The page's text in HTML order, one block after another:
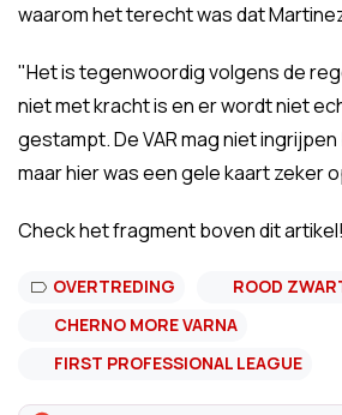
waarom het terecht was dat
"Het is tegenwoordig volgens de
niet met kracht is en er wordt niet
gestampt. De VAR mag niet
maar hier was een gele kaart zeker
Check het fragment boven dit artikel!
OVERTREDING
ROOD
CHERNO MORE VARNA
FIRST PROFESSIONAL LEAGUE